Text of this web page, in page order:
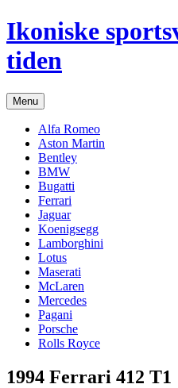
Hop
til
indhold
Ikoniske
tiden
Menu
Alfa Romeo
Aston Martin
Bentley
BMW
Bugatti
Ferrari
Jaguar
Koenigsegg
Lamborghini
Lotus
Maserati
McLaren
Mercedes
Pagani
Porsche
Rolls Royce
1994 Ferrari 412 T1